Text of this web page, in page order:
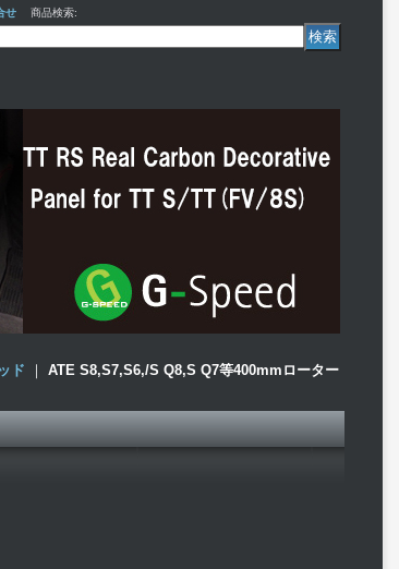
せ 商品検索:
ド ｜ ATE S8,S7,S6,/S Q8,S Q7等400mmローター